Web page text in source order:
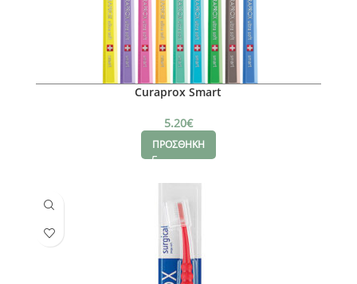
Curaprox Smart
5.20€
ΠΡΟΣΘΗΚΗ